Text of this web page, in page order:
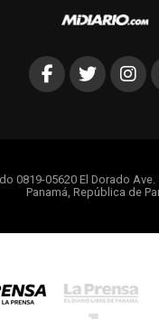
0819-05620 El Dorado
Panamá, República de